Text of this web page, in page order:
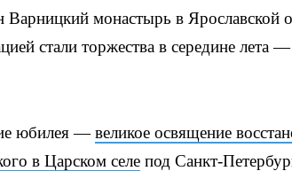
монастырь в Ярославской
стали торжества в середине лета
юбилея —великое освящение
в Царском селе под Санкт-